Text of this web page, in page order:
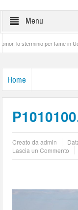
Menu
per fame in Ucraina
Home
Creato daadmin
Lascia un Commento